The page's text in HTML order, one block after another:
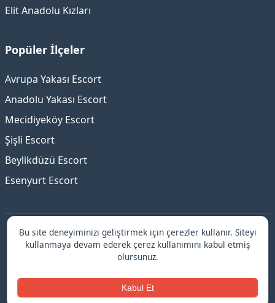
Elit Anadolu Kızları
Popüler İlçeler
Avrupa Yakası Escort
Anadolu Yakası Escort
Mecidiyeköy Escort
Şişli Escort
Beylikdüzü Escort
Esenyurt Escort
İstanbul escort platformu ile güvenilir ve elit hizmetler!
Doğrulanmış profiller, güvenli randevular ve 7/24 destek
© 2025 İstanbul escort.
Bu site deneyiminizi geliştirmek için çerezler kullanır. Siteyi
kullanmaya devam ederek çerez kullanımını kabul etmiş
olursunuz.
Kabul Et